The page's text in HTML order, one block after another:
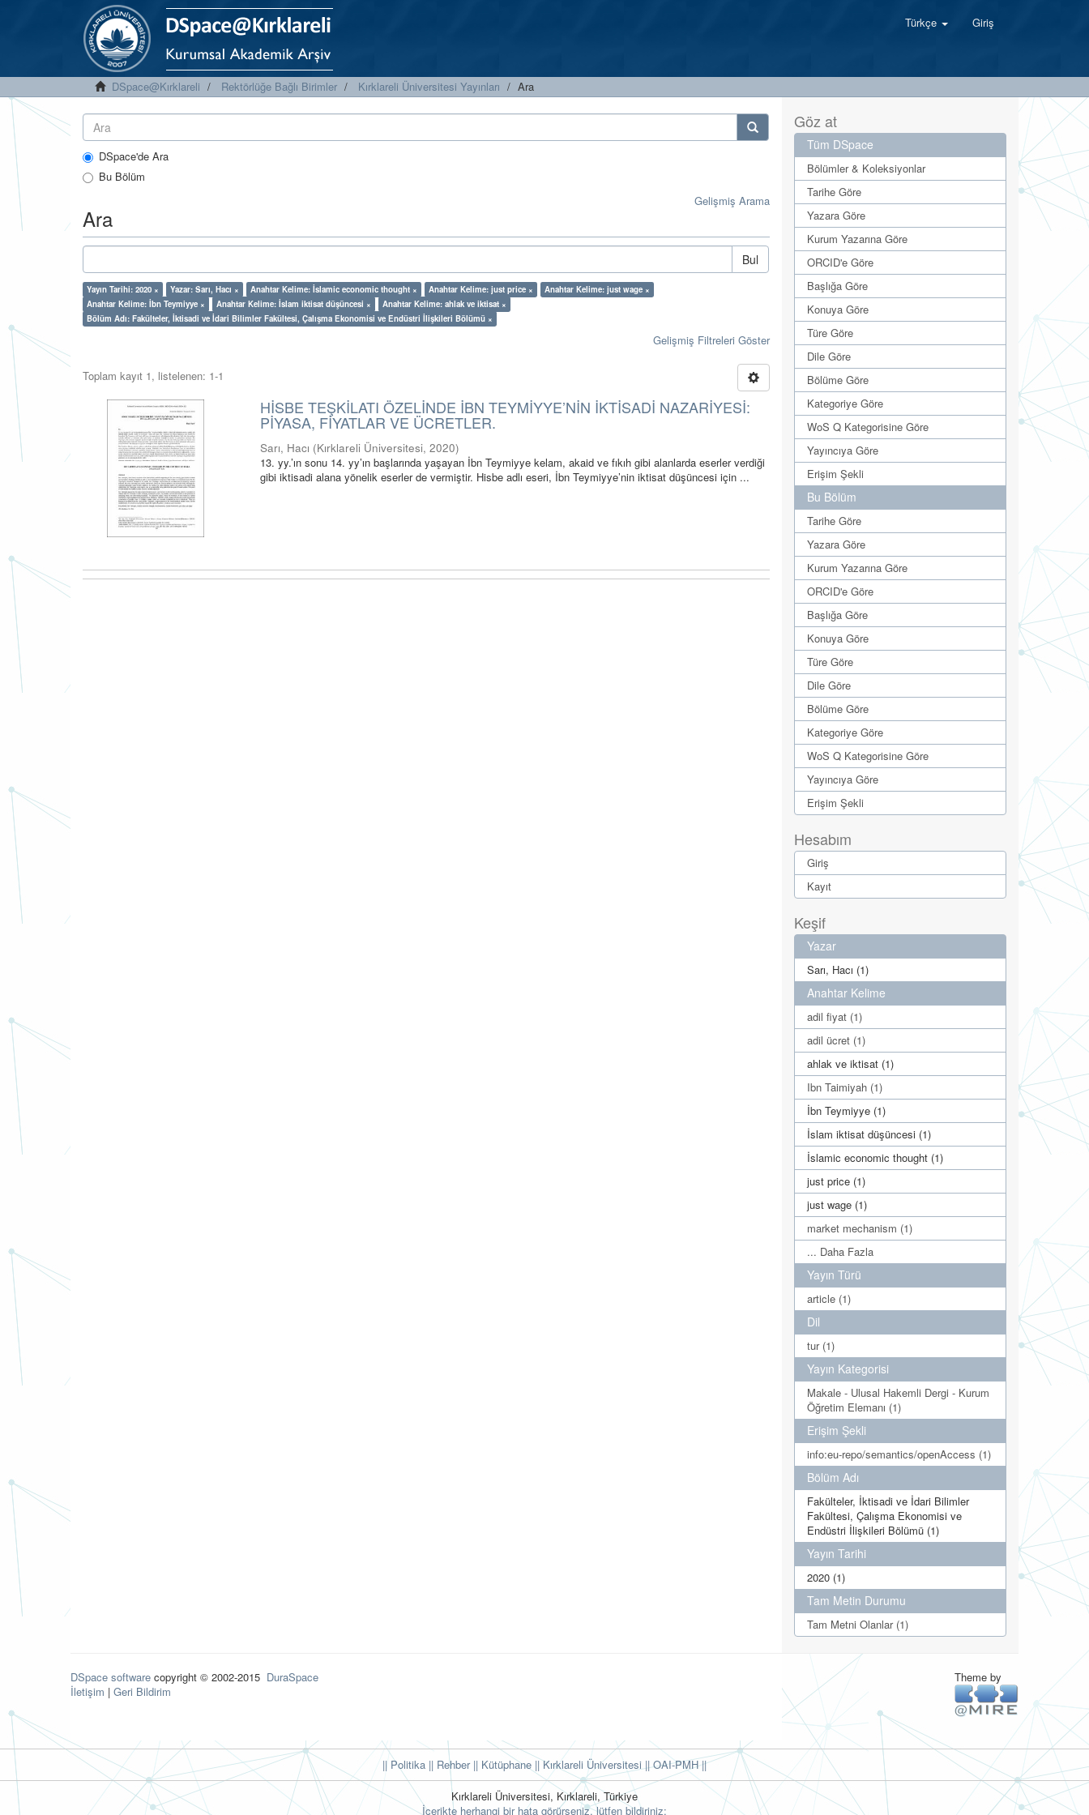
Türkçe Giriş
DSpace@Kırklareli Rektörlüğe Bağlı Birimler Kırklareli Üniversitesi Yayınları Ara
DSpace'de Ara
Bu Bölüm
Gelişmiş Arama
Ara
Bul
Yayın Tarihi: 2020 × Yazar: Sarı, Hacı × Anahtar Kelime: İslamic economic thought × Anahtar Kelime: just price ×
Anahtar Kelime: just wage ×
Anahtar Kelime: İbn Teymiyye ×
Anahtar Kelime: İslam iktisat düşüncesi ×
Anahtar Kelime: ahlak ve iktisat ×
Bölüm Adı: Fakülteler, İktisadi ve İdari Bilimler Fakültesi, Çalışma Ekonomisi ve Endüstri İlişkileri Bölümü ×
Gelişmiş Filtreleri Göster
Toplam kayıt 1, listelenen: 1-1
HİSBE TEŞKİLATI ÖZELİNDE İBN TEYMİYYE’NİN İKTİSADİ NAZARİYESİ:
PİYASA, FİYATLAR VE ÜCRETLER.
Sarı, Hacı (Kırklareli Üniversitesi,2020)
13. yy.’ın sonu 14. yy’ın başlarında yaşayan İbn Teymiyye kelam, akaid ve fıkıh gibi alanlarda eserler verdiği
gibi iktisadi alana yönelik eserler de vermiştir. Hisbe adlı eseri, İbn Teymiyye’nin iktisat düşüncesi için ...
Göz at
Tüm DSpace
Bölümler & Koleksiyonlar
Tarihe Göre
Yazara Göre
Kurum Yazarına Göre
ORCID'e Göre
Başlığa Göre
Konuya Göre
Türe Göre
Dile Göre
Bölüme Göre
Kategoriye Göre
WoS Q Kategorisine Göre
Yayıncıya Göre
Erişim Şekli
Bu Bölüm
Tarihe Göre
Yazara Göre
Kurum Yazarına Göre
ORCID'e Göre
Başlığa Göre
Konuya Göre
Türe Göre
Dile Göre
Bölüme Göre
Kategoriye Göre
WoS Q Kategorisine Göre
Yayıncıya Göre
Erişim Şekli
Hesabım
Giriş
Kayıt
Keşif
Yazar
Sarı, Hacı (1)
Anahtar Kelime
adil fiyat (1)
adil ücret (1)
ahlak ve iktisat (1)
Ibn Taimiyah (1)
İbn Teymiyye (1)
İslam iktisat düşüncesi (1)
İslamic economic thought (1)
just price (1)
just wage (1)
market mechanism (1)
... Daha Fazla
Yayın Türü
article (1)
Dil
tur (1)
Yayın Kategorisi
Makale - Ulusal Hakemli Dergi - Kurum
Öğretim Elemanı (1)
Erişim Şekli
info:eu-repo/semantics/openAccess (1)
Bölüm Adı
Fakülteler, İktisadi ve İdari Bilimler
Fakültesi, Çalışma Ekonomisi ve
Endüstri İlişkileri Bölümü (1)
Yayın Tarihi
2020 (1)
Tam Metin Durumu
Tam Metni Olanlar (1)
DSpace software copyright © 2002-2015 DuraSpace
İletişim | Geri Bildirim
Theme by
|| Politika || Rehber|| Kütüphane || Kırklareli Üniversitesi ||OAI-PMH ||
Kırklareli Üniversitesi, Kırklareli, Türkiye
İçerikte herhangi bir hata görürseniz, lütfen bildiriniz: